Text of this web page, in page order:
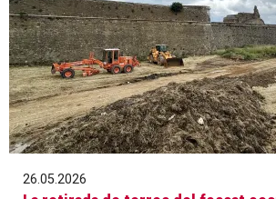
26.05.2026